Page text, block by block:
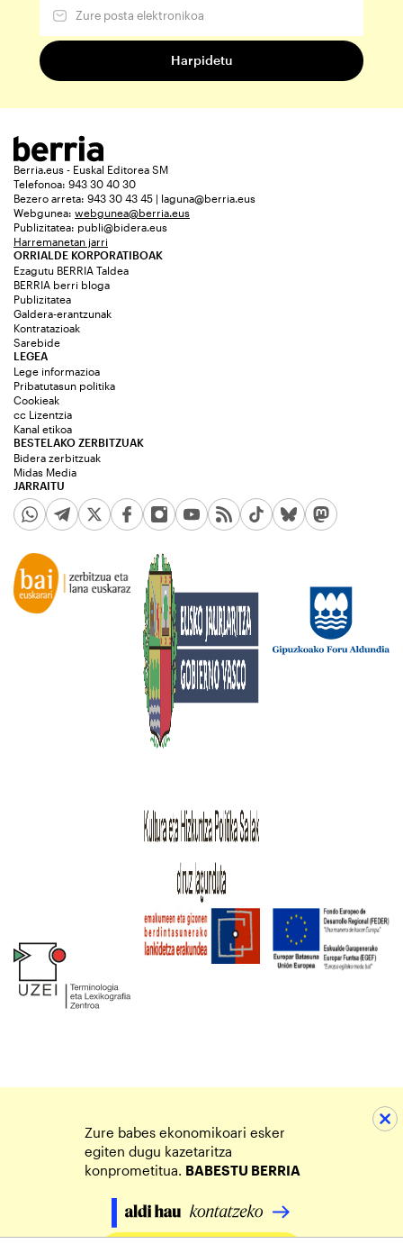
Berria.eus - Euskal Editorea SM
Telefonoa: 943 30 40 30
Bezero arreta: 943 30 43 45 | laguna@berria.eus
Webgunea: webgunea@berria.eus
Publizitatea: publi@bidera.eus
Harremanetan jarri
ORRIALDE KORPORATIBOAK
Ezagutu BERRIA Taldea
BERRIA berri bloga
Publizitatea
Galdera-erantzunak
Kontratazioak
Sarebide
JARRAITU
LEGEA
Lege informazioa
Pribatutasun politika
Cookieak
cc Lizentzia
Kanal etikoa
BESTELAKO ZERBITZUAK
Bidera zerbitzuak
Midas Media
Zure babes ekonomikoari esker
egiten dugu kazetaritza
konprometitua. BABESTU BERRIA